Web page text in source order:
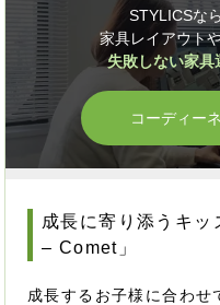
STYLICSな
家具レイアウト
失敗しない家具
コーディー
成長に寄り添うキ
– Comet」
成長するお子様に合わせ